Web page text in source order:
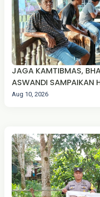
JAGA KAMTIBMAS,
ASWANDI SAMPAIKAN
Aug 10, 2026